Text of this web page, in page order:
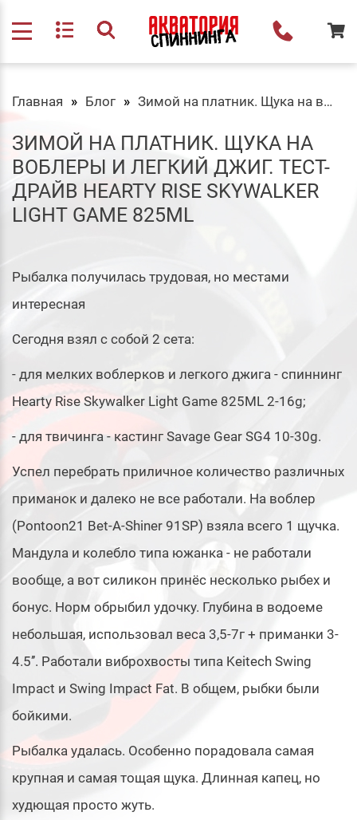
Главная Блог Зимой на платник. Щука на воблеры и легкий джиг. ТЕСТ-ДРАЙВ Hearty Rise Skywalker Light Game 825ML
ЗИМОЙ НА ПЛАТНИК. ЩУКА НА
ВОБЛЕРЫ И ЛЕГКИЙ ДЖИГ. ТЕСТ-
ДРАЙВ HEARTY RISE SKYWALKER
LIGHT GAME 825ML
Рыбалка получилась трудовая, но местами
интересная
Сегодня взял с собой 2 сета:
- для мелких воблерков и легкого джига - спиннинг
Hearty Rise Skywalker Light Game 825ML 2-16g;
- для твичинга - кастинг Savage Gear SG4 10-30g.
Успел перебрать приличное количество различных
приманок и далеко не все работали. На воблер
(Pontoon21 Bet-A-Shiner 91SP) взяла всего 1 щучка.
Мандула и колебло типа южанка - не работали
вообще, а вот силикон принёс несколько рыбех и
бонус. Норм обрыбил удочку. Глубина в водоеме
небольшая, использовал веса 3,5-7г + приманки 3-
4.5’’. Работали виброхвосты типа Keitech Swing
Impact и Swing Impact Fat. В общем, рыбки были
бойкими.
Рыбалка удалась. Особенно порадовала самая
крупная и самая тощая щука. Длинная капец, но
худющая просто жуть.